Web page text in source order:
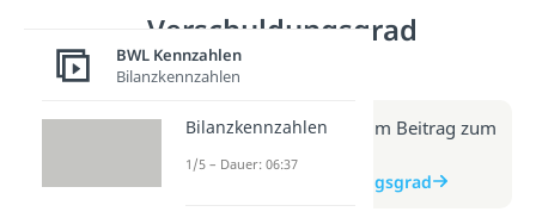
Verschuldungsgrad
(Video)
Weitere Infos erhältst du im Beitrag zum
Video
zum Beitrag: Verschuldungsgrad
BWL Kennzahlen
Bilanzkennzahlen
Bilanzkennzahlen
1/5 – Dauer: 06:37